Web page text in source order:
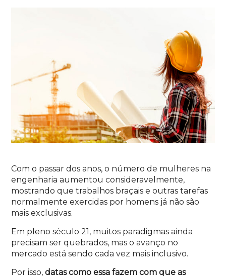
Com o passar dos anos, o número de mulheres na
engenharia aumentou consideravelmente,
mostrando que trabalhos braçais e outras tarefas
normalmente exercidas por homens já não são
mais exclusivas.
Em pleno século 21, muitos paradigmas ainda
precisam ser quebrados, mas o avanço no
mercado está sendo cada vez mais inclusivo.
Por isso,datas como essa fazem com que as